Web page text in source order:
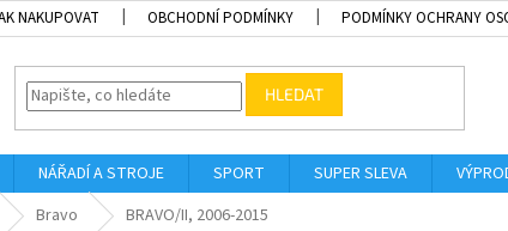
NAKUPOVAT OBCHODNÍ PODMÍNKY PODMÍNKY OCHRANY
HLEDAT
NÁŘADÍ A STROJE SPORT SUPER SLEVA
Bravo BRAVO/II, 2006-2015